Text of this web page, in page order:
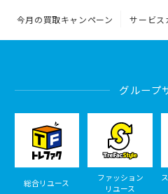
今月の買取キャンペーン サービス
グループ
総合リユース
ファッション
リユース